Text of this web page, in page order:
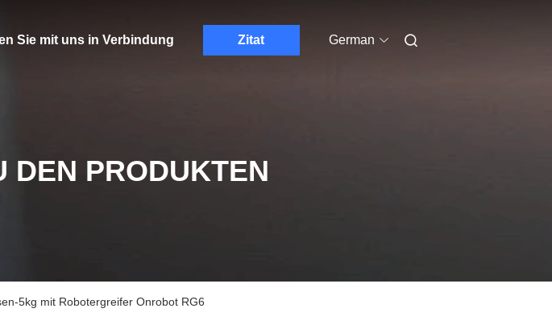
Sie mit uns in Verbindung Zitat German
DEN PRODUKTEN
5kg mit Robotergreifer Onrobot RG6